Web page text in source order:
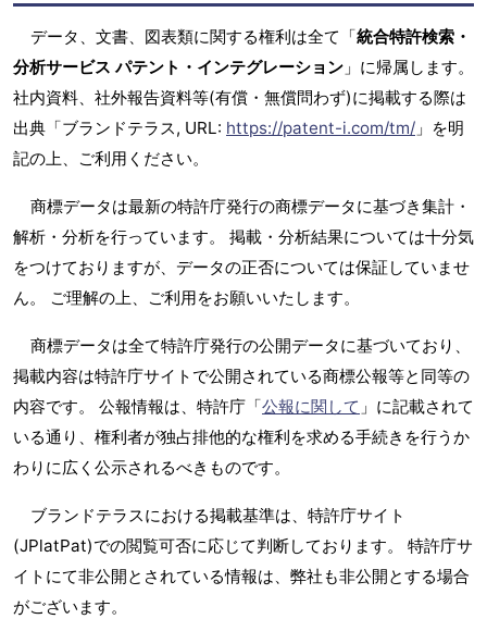
データ、文書、図表類に関する権利は全て「統合特許検索・
分析サービス パテント・インテグレーション 」に帰属します。
社内資料、社外報告資料等(有償・無償問わず)に掲載する際は
出典「ブランドテラス, URL: https://patent-i.com/tm/ 」を明
記の上、ご利用ください。
商標データは最新の特許庁発行の商標データに基づき集計・
解析・分析を行っています。 掲載・分析結果については十分気
をつけておりますが、データの正否については保証していませ
ん。 ご理解の上、ご利用をお願いいたします。
商標データは全て特許庁発行の公開データに基づいており、
掲載内容は特許庁サイトで公開されている商標公報等と同等の
内容です。 公報情報は、特許庁「公報に関して 」に記載されて
いる通り、権利者が独占排他的な権利を求める手続きを行うか
わりに広く公示されるべきものです。
ブランドテラスにおける掲載基準は、特許庁サイト
(JPlatPat)での閲覧可否に応じて判断しております。 特許庁サ
イトにて非公開とされている情報は、弊社も非公開とする場合
がございます。